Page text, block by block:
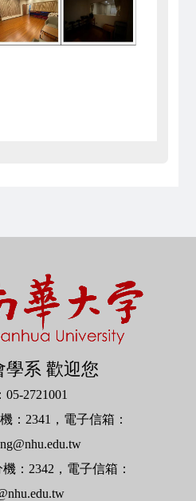
學系 歡迎您
05-2721001
： 2341 ，電子信箱：
： 2342 ，電子信箱：